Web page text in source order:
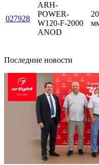
027928
ARH-
POWER-
W120-F-2000
ANOD
Последние новости